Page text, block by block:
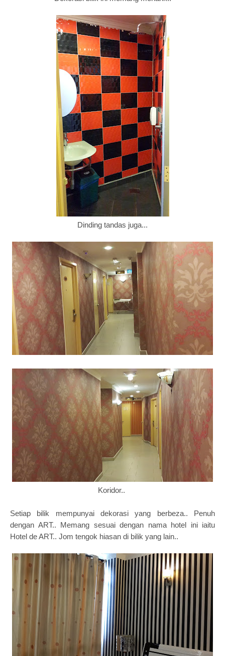
Dinding tandas juga...
Koridor..
Setiap bilik mempunyai dekorasi yang berbeza.. Penuh
dengan ART.. Memang sesuai dengan nama hotel ini iaitu
Hotel de ART.. Jom tengok hiasan di bilik yang lain..